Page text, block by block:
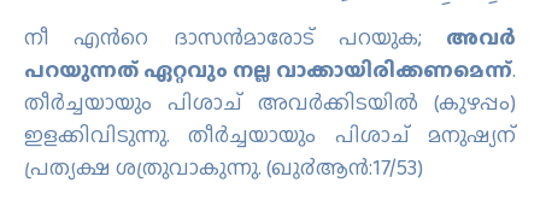
നീ എന്‍റെ ദാസന്‍മാരോട് പറയുക; അവര്‍
പറയുന്നത് ഏറ്റവും നല്ല വാക്കായിരിക്കണമെന്ന്‌.
തീര്‍ച്ചയായും പിശാച് അവര്‍ക്കിടയില്‍ (കുഴപ്പം)
ഇളക്കിവിടുന്നു. തീര്‍ച്ചയായും പിശാച് മനുഷ്യന്
പ്രത്യക്ഷ ശത്രുവാകുന്നു. (ഖു൪ആന്‍:17/53)